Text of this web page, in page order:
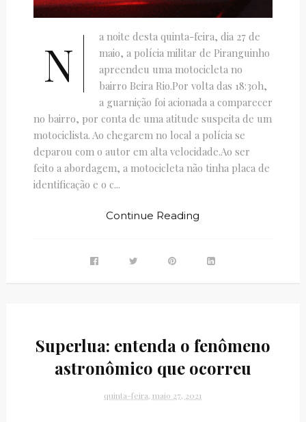
N
a noite desta quinta-feira, dia 27 de
maio, a polícia militar de Piranguinho
apreendeu uma motocicleta no
bairro Beira Rio.Por volta das 18:30h,
a guarnição foi acionada a comparecer
no bairro, por conta de uma atitude suspeita de um
motociclista. Ao chegarem no local a polícia se
deparou com o autor em alta velocidade.Ao ser
feito a abordagem, a motocicleta não tinha placa de
identificação e o c...
Continue Reading
Superlua: entenda o fenômeno
astronômico que ocorreu
quinta-feira, maio 27, 2021